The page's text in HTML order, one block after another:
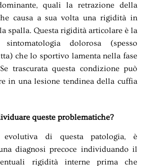
quali la retrazione della
causa a sua volta una rigidità in
spalla. Questa rigidità articolare è la
dolorosa (spesso
che lo sportivo lamenta nella fase
trascurata questa condizione può
in una lesione tendinea della cuffia
queste problematiche?
di questa patologia, è
diagnosi precoce individuando il
rigidità interne prima che